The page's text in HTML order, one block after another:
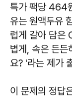
특가 팩당 464
유는 원액두유
럽게 갈아 담은
볍게, 속은 든
요? '라는 제가
이 문제의 정답